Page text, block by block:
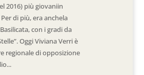
2016) più giovaniin
di più, era anchela
con i gradi da
Oggi Viviana Verri è
regionale di opposizione